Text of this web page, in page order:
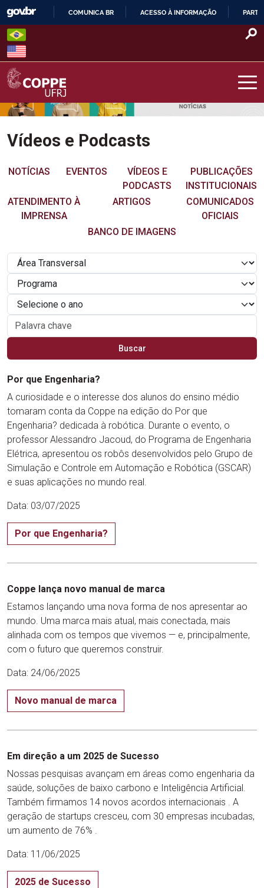
Skip
content
O
COMUNICA BR ACESSO À INFORMAÇÃO
COPPE – UFRJ
Vídeos e Podcasts
NOTÍCIAS EVENTOS
VÍDEOS E
PODCASTS
PUBLICAÇÕES
INSTITUCIONAIS
ATENDIMENTO À
IMPRENSA
ARTIGOS
COMUNICADOS
OFICIAIS
BANCO DE IMAGENS
Por que Engenharia?
A curiosidade e o interesse dos alunos do ensino médio
tomaram conta da Coppe na edição do Por que
Engenharia? dedicada à robótica. Durante o evento, o
professor Alessandro Jacoud, do Programa de Engenharia
Elétrica, apresentou os robôs desenvolvidos pelo Grupo de
Simulação e Controle em Automação e Robótica (GSCAR)
e suas aplicações no mundo real.
Data: 03/07/2025
Por que Engenharia?
Coppe lança novo manual de marca
Estamos lançando uma nova forma de nos apresentar ao
mundo. Uma marca mais atual, mais conectada, mais
alinhada com os tempos que vivemos — e, principalmente,
com o futuro que queremos construir.
Data: 24/06/2025
Novo manual de marca
Em direção a um 2025 de Sucesso
Nossas pesquisas avançam em áreas como engenharia da
saúde, soluções de baixo carbono e Inteligência Artificial.
Também firmamos 14 novos acordos internacionais . A
geração de startups cresceu, com 30 empresas incubadas,
um aumento de 76% .
Data: 11/06/2025
2025 de Sucesso